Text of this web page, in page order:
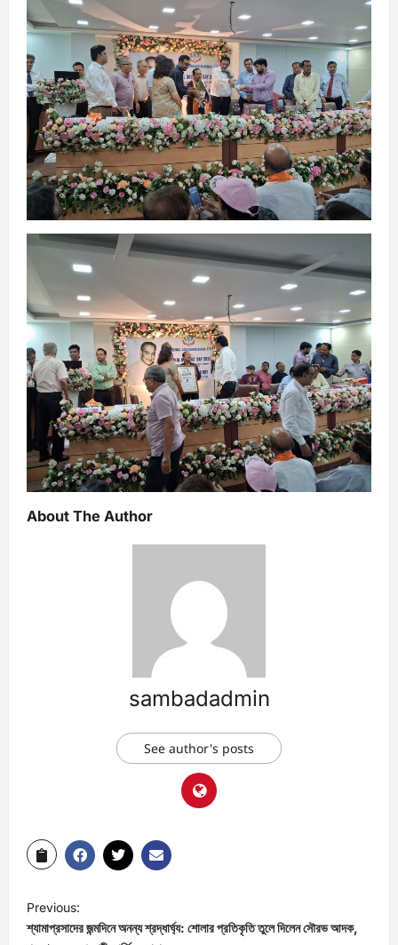
About The Author
sambadadmin
See author's posts
Previous:
শ্যামাপ্রসাদের জন্মদিনে অনন্য শ্রদ্ধার্ঘ্য: শোলার প্রতিকৃতি তুলে দিলেন সৌরভ আদক,